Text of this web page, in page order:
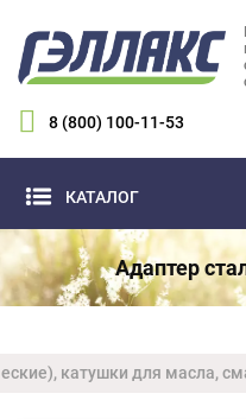
8 (800) 100-11-53
КАТАЛОГ
Адаптер
катушки для масла,